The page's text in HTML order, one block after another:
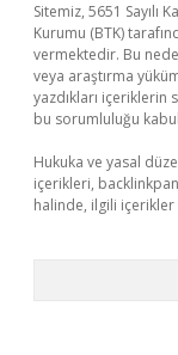
Sitemiz, 5651 Sayılı
Kurumu (BTK)
vermektedir. Bu
veya araştırma
yazdıkları
bu sorumluluğu
Hukuka ve yasal
içerikleri,
halinde, ilgili içerikler